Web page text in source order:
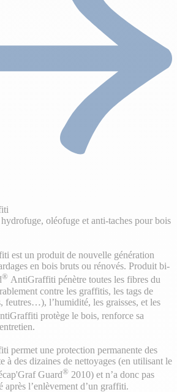
oléofuge et anti-taches pour bois
est un produit de nouvelle génération
en bois bruts ou rénovés. Produit bi-
® AntiGraffiti pénètre toutes les fibres du
contre les graffitis, les tags de
feutres…), l’humidité, les graisses, et les
protège le bois, renforce sa
permet une protection permanente des
à des dizaines de nettoyages (en utilisant le
Guard® 2010) et n’a donc pas
après l’enlèvement d’un graffiti.